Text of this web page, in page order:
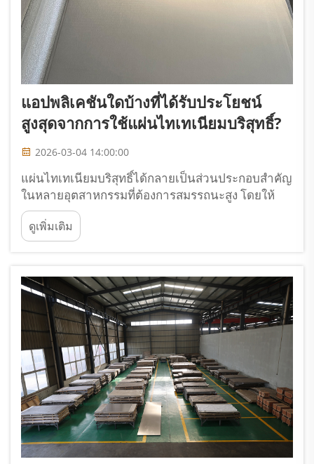
แอปพลิเคชันใดบ้างที่ได้รับประโยชน์
สูงสุดจากการใช้แผ่นไทเทเนียมบริสุทธิ์?
2026-03-04 14:00:00
แผ่นไทเทเนียมบริสุทธิ์ได้กลายเป็นส่วนประกอบสำคัญ
ในหลายอุตสาหกรรมที่ต้องการสมรรถนะสูง โดยให้
คุณสมบัติพิเศษด้านความต้านทานการกัดกร่อน ความ
เข้ากันได้ทางชีวภาพ และอัตราส่วนความแข็งแรงต่อ
น้ำหนักที่เหนือกว่าวัสดุอื่นๆ วัสดุชั้นเลิศเหล่านี้มอบข้อ
ดูเพิ่มเติม